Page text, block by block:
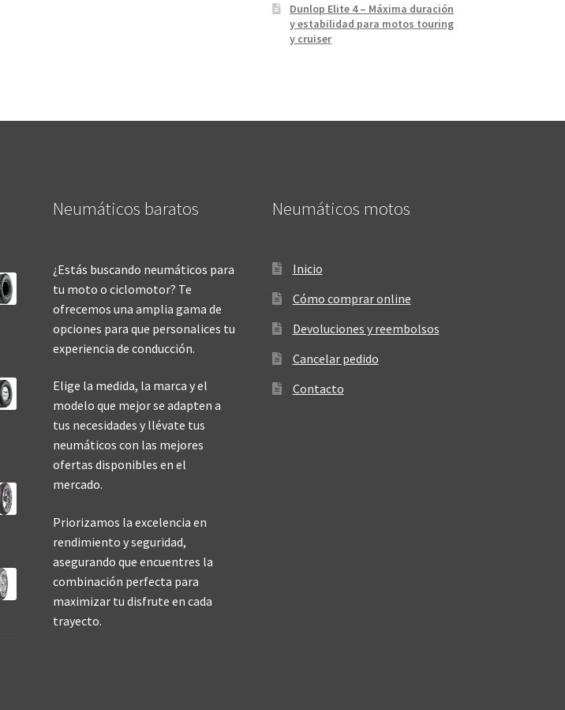
Dunlop Elite 4 – Máxima duración
y estabilidad para motos touring
y cruiser
Neumáticos baratos
¿Estás buscando neumáticos para
tu moto o ciclomotor? Te
ofrecemos una amplia gama de
opciones para que personalices tu
experiencia de conducción.
Elige la medida, la marca y el
modelo que mejor se adapten a
tus necesidades y llévate tus
neumáticos con las mejores
ofertas disponibles en el
mercado.
Priorizamos la excelencia en
rendimiento y seguridad,
asegurando que encuentres la
combinación perfecta para
maximizar tu disfrute en cada
trayecto.
Neumáticos motos
Inicio
Cómo comprar online
Devoluciones y reembolsos
Cancelar pedido
Contacto